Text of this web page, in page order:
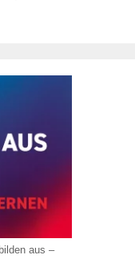
aus –